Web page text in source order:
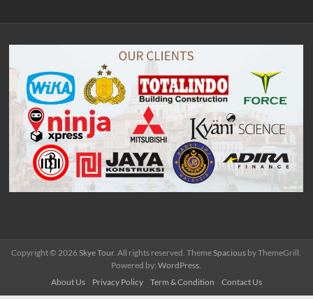
Copyright © 2026Skye Tour. All rights reserved. ThemeSpacious by ThemeGrill.
Powered by:WordPress.
About Us
Privacy Policy Term & Condition Contact Us